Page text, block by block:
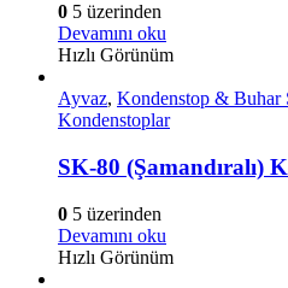
0 5 üzerinden
Devamını oku
Hızlı Görünüm
Ayvaz, Kondenstop & Buhar
Kondenstoplar
SK-80 (Şamandıralı)
0 5 üzerinden
Devamını oku
Hızlı Görünüm